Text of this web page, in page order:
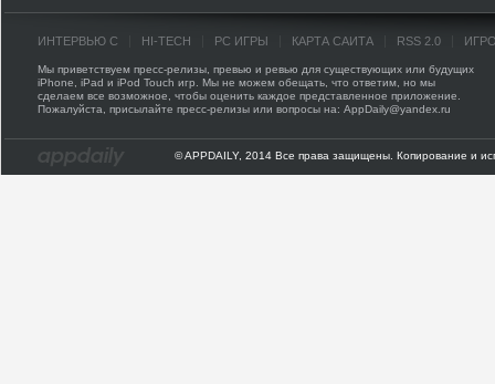
ИНТЕРВЬЮ С HI-TECH PC ИГРЫ КАРТА САЙТА RSS 2.0
Мы приветствуем пресс-релизы, превью и ревью для существующих или будущих
iPhone, iPad и iPod Touch игр. Мы не можем обещать, что ответим, но мы
сделаем все возможное, чтобы оценить каждое представленное приложение.
Пожалуйста, присылайте пресс-релизы или вопросы на: AppDaily@yandex.ru
© APPDAILY, 2014 Все права защищены. Копирование и